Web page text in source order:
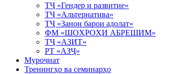
ТҶ «Гендер и развитие»
ТҶ «Альтернатива»
ТҶ «Занон барои адолат»
ФМ «ШОҲРОҲИ АБРЕШИМ»
ТҶ «АЗИТ»
РТ «АЗҶ»
Муроҷиат
Тренингҳо ва семинарҳо